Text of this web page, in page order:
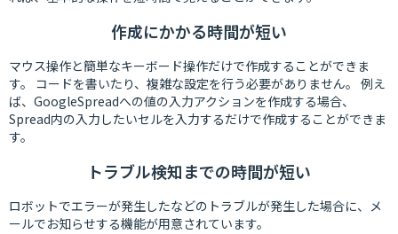
作成にかかる時間が短い
マウス操作と簡単なキーボード操作だけで作成することができま
す。 コードを書いたり、複雑な設定を行う必要がありません。 例え
ば、GoogleSpreadへの値の入力アクションを作成する場合、
Spread内の入力したいセルを入力するだけで作成することができま
す。
トラブル検知までの時間が短い
ロボットでエラーが発生したなどのトラブルが発生した場合に、メ
ールでお知らせする機能が用意されています。